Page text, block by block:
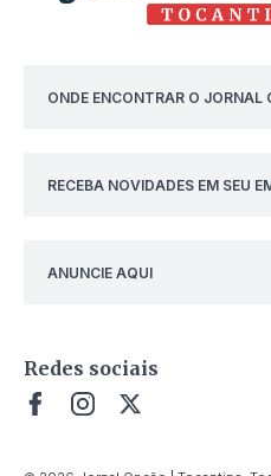
ONDE ENCONTRAR O JORNAL
RECEBA NOVIDADES EM SEU
ANUNCIE AQUI
Redes sociais